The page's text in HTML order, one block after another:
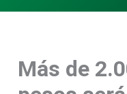
Más de